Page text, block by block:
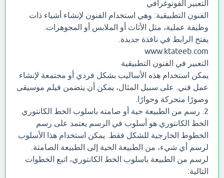
التعبير الفوتوغرافي
الفنون التطبيقية: وهي استخدام الفنون لإنشاء أشياء ذات
وظيفة عملية، مثل الأثاث أو الملابس أو المجوهرات.
يفتح الرابط في نافذة جديدة.
www.ktateeb.com
التعبير في الفنون التطبيقية
يمكن استخدام هذه الأساليب بشكل فردي أو مجتمعة لإنشاء
عمل فني. على سبيل المثال، يمكن أن يتضمن فيلم موسيقى
وصورًا متحركة وحوارًا.
2. رسم من الطبيعة حية أو صامته باسلوب الخط الكانتوري
الخط الكانتوري هو أسلوب في الرسم يعتمد على رسم
الخطوط الخارجية للشكل فقط. يمكن استخدام هذا الأسلوب
لرسم أي شيء، من الطبيعة الحية إلى الطبيعة الصامتة.
لرسم من الطبيعة باسلوب الخط الكانتوري، اتبع الخطوات
التالية: